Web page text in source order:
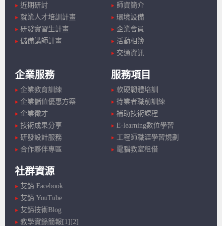
近期研討
就業人才培訓計畫
研發實習生計畫
儲備講師計畫
師資簡介
環境設備
企業會員
活動相簿
交通資訊
企業服務
企業教育訓練
企業儲值優惠方案
企業徵才
技術成果分享
研發設計服務
合作夥伴專區
服務項目
軟硬韌體培訓
待業者職前訓練
補助技術課程
E-learning數位學習
工程師職涯學習規劃
電腦教室租借
社群資源
艾鍗 Facebook
艾鍗 YouTube
艾鍗技術Blog
教學實錄簡報[1] [2]